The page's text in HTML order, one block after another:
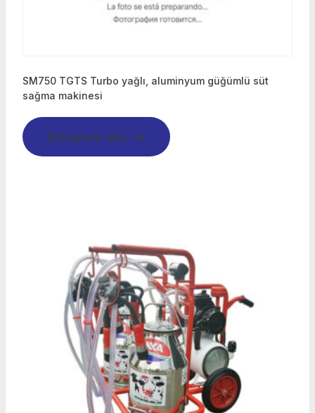
SM750 TGTS Turbo yağlı, aluminyum güğümlü süt
sağma makinesi
Devamını oku